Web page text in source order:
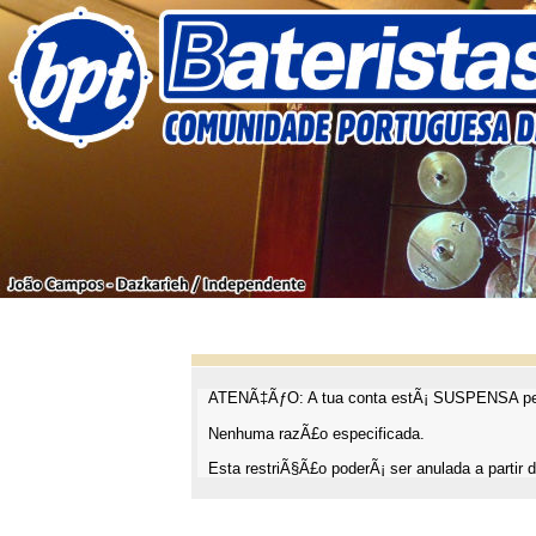
ATENÃ‡ÃƒO: A tua conta estÃ¡ SUSPENSA
Nenhuma razÃ£o especificada.
Esta restriÃ§Ã£o poderÃ¡ ser anulada a partir